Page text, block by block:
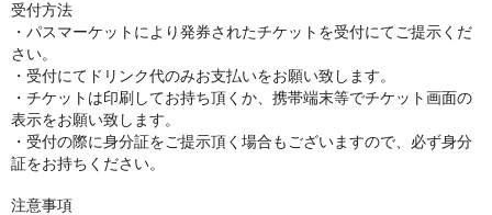
受付方法
・パスマーケットにより発券されたチケットを受付にてご提示くだ
さい。
・受付にてドリンク代のみお支払いをお願い致します。
・チケットは印刷してお持ち頂くか、携帯端末等でチケット画面の
表示をお願い致します。
・受付の際に身分証をご提示頂く場合もございますので、必ず身分
証をお持ちください。
注意事項